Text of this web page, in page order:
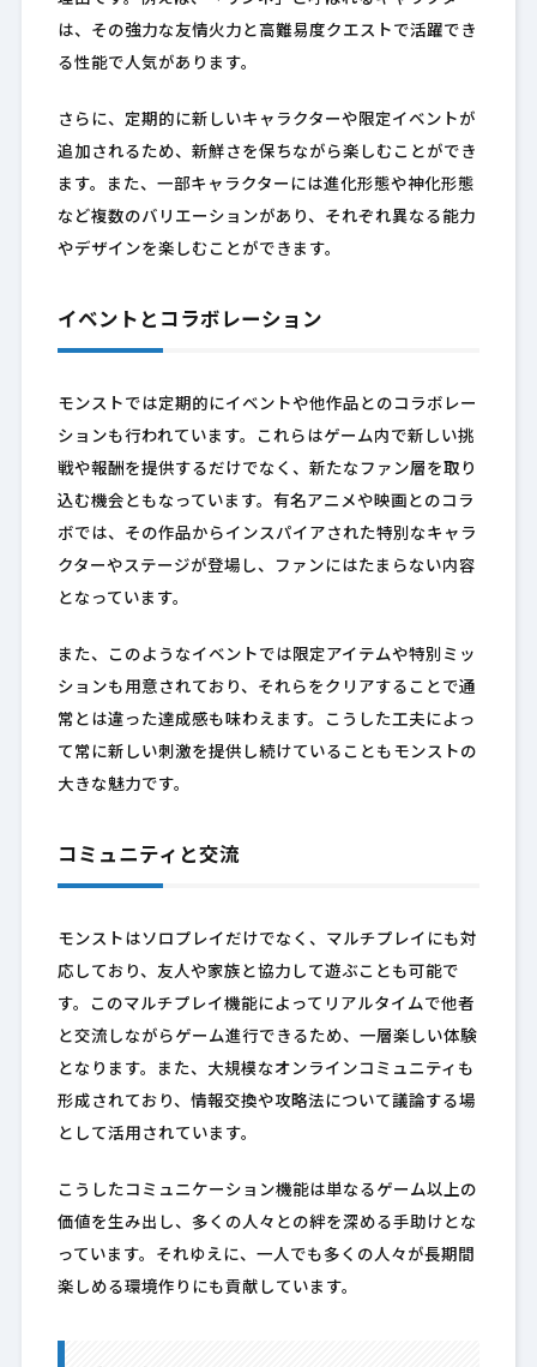
は、その強力な友情火力と高難易度クエストで活躍でき
る性能で人気があります。
さらに、定期的に新しいキャラクターや限定イベントが
追加されるため、新鮮さを保ちながら楽しむことができ
ます。また、一部キャラクターには進化形態や神化形態
など複数のバリエーションがあり、それぞれ異なる能力
やデザインを楽しむことができます。
イベントとコラボレーション
モンストでは定期的にイベントや他作品とのコラボレー
ションも行われています。これらはゲーム内で新しい挑
戦や報酬を提供するだけでなく、新たなファン層を取り
込む機会ともなっています。有名アニメや映画とのコラ
ボでは、その作品からインスパイアされた特別なキャラ
クターやステージが登場し、ファンにはたまらない内容
となっています。
また、このようなイベントでは限定アイテムや特別ミッ
ションも用意されており、それらをクリアすることで通
常とは違った達成感も味わえます。こうした工夫によっ
て常に新しい刺激を提供し続けていることもモンストの
大きな魅力です。
コミュニティと交流
モンストはソロプレイだけでなく、マルチプレイにも対
応しており、友人や家族と協力して遊ぶことも可能で
す。このマルチプレイ機能によってリアルタイムで他者
と交流しながらゲーム進行できるため、一層楽しい体験
となります。また、大規模なオンラインコミュニティも
形成されており、情報交換や攻略法について議論する場
として活用されています。
こうしたコミュニケーション機能は単なるゲーム以上の
価値を生み出し、多くの人々との絆を深める手助けとな
っています。それゆえに、一人でも多くの人々が長期間
楽しめる環境作りにも貢献しています。